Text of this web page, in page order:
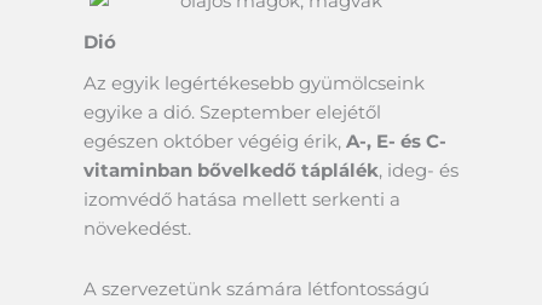
Dió
Az egyik legértékesebb gyümölcseink
egyike a dió. Szeptember elejétől
egészen október végéig érik, A-, E- és C-
vitaminban bővelkedő táplálék, ideg- és
izomvédő hatása mellett serkenti a
növekedést.
A szervezetünk számára létfontosságú